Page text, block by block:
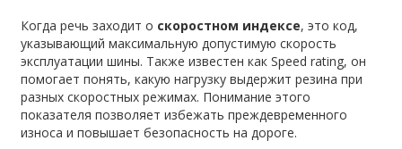
Когда речь заходит о скоростном индексе,это код,
указывающий максимальную допустимую скорость
эксплуатации шины. Также известен какSpeed rating, он
помогает понять, какую нагрузку выдержит резина при
разных скоростных режимах. Понимание этого
показателя позволяет избежать преждевременного
износа и повышает безопасность на дороге.